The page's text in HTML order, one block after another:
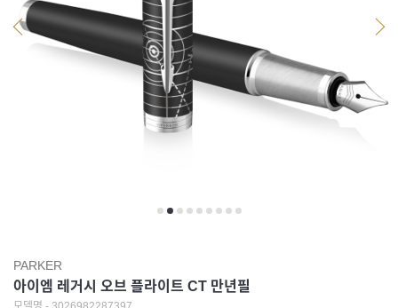
PARKER
아이엠 레거시 오브 플라이트 CT 만년필